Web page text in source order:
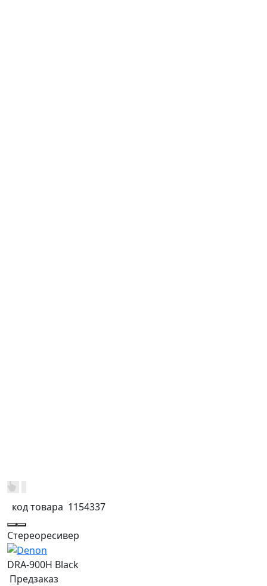
код товара 1154337
Стереоресивер
DRA-900H Black
Предзаказ